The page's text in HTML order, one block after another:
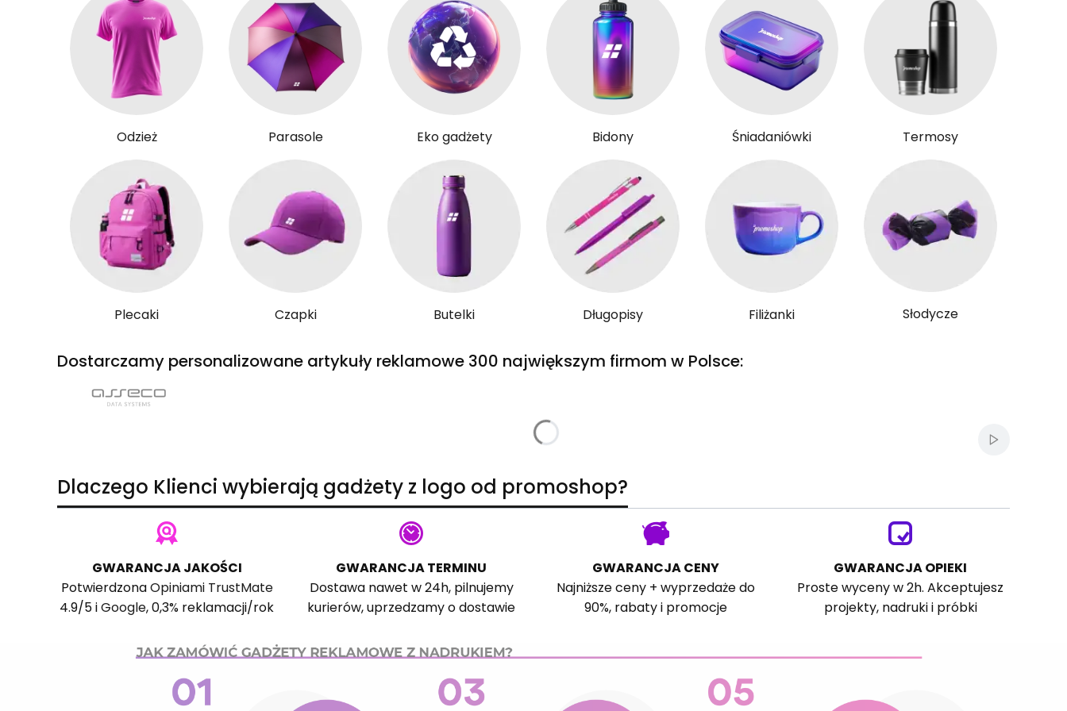
Odzież Parasole Eko gadżety Bidony Śniadaniówki Termosy
Plecaki Czapki Butelki Długopisy Filiżanki Słodycze
Dostarczamy personalizowane artykuły reklamowe 300 największym firmom w Polsce:
Włącz
Dlaczego Klienci wybierają gadżety z logo od promoshop?
GWARANCJA JAKOŚCI
PotwierdzonaOpiniami TrustMate
4.9/5 iGoogle, 0,3% reklamacji/rok
GWARANCJA TERMINU
Dostawa nawet w 24h, pilnujemy
kurierów, uprzedzamy o dostawie
GWARANCJA CENY
Najniższe ceny + wyprzedaże do
90%, rabaty i promocje
GWARANCJA OPIEKI
Proste wyceny w 2h. Akceptujesz
projekty, nadruki i próbki